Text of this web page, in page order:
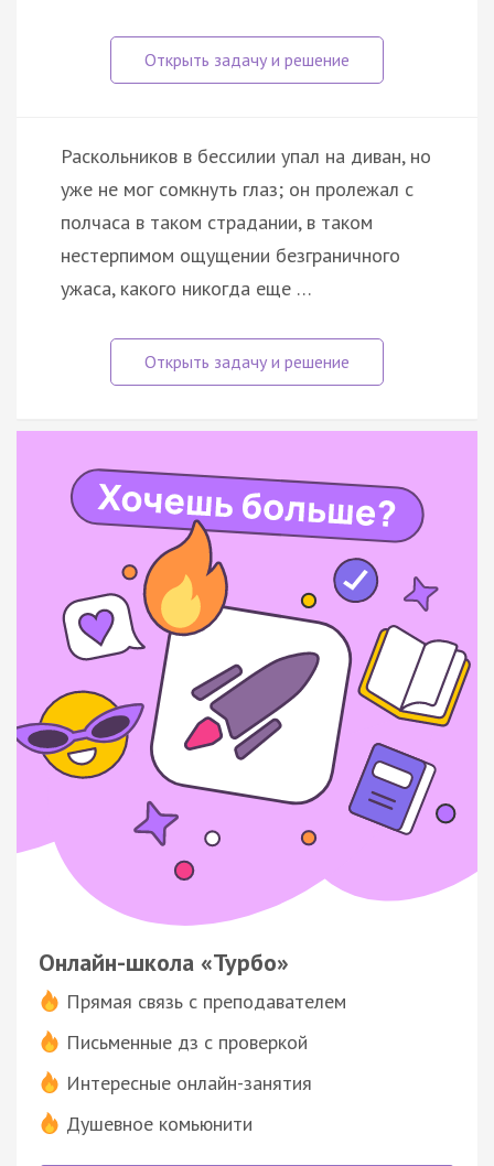
Раскольников в бессилии упал на диван, но
уже не мог сомкнуть глаз; он пролежал с
полчаса в таком страдании, в таком
нестерпимом ощущении безграничного
ужаса, какого никогда еще …
Онлайн-школа «Турбо»
Прямая связь с преподавателем
Письменные дз с проверкой
Интересные онлайн-занятия
Душевное комьюнити